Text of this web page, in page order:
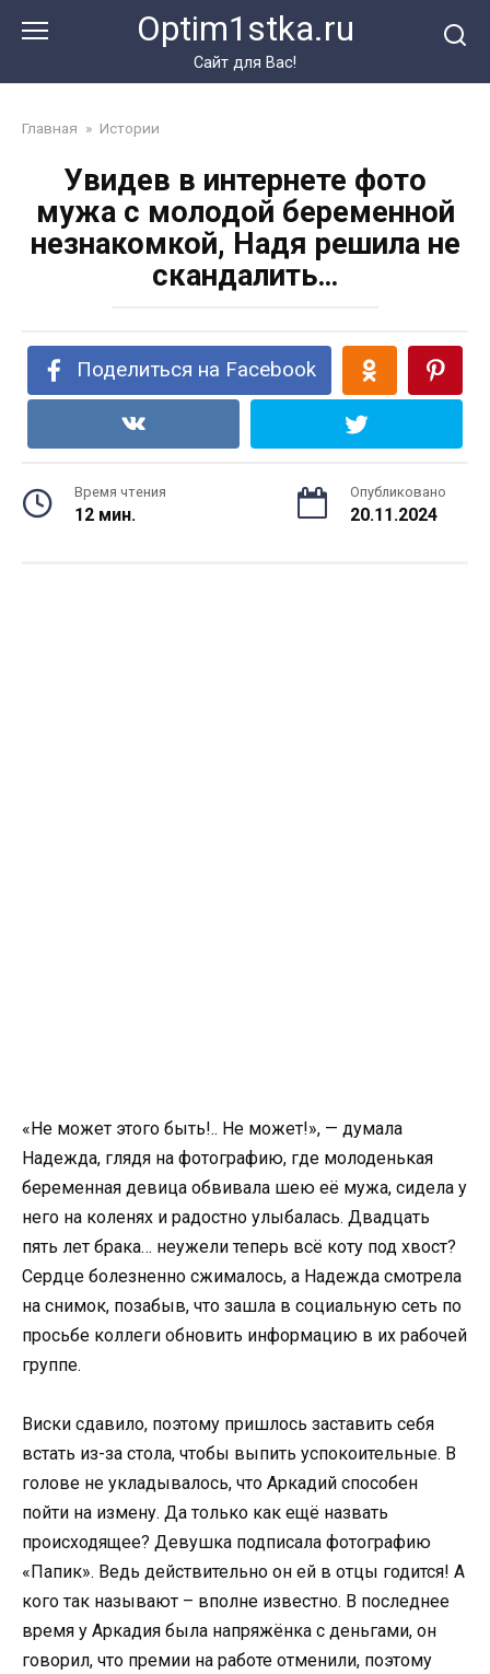
Optim1stka.ru
Сайт для Вас!
Главная » Истории
Увидев в интернете фото
мужа с молодой беременной
незнакомкой, Надя решила не
скандалить…
Поделиться на Facebook
Время чтения
12 мин.
Опубликовано
20.11.2024
«Не может этого быть!.. Не может!», — думала
Надежда, глядя на фотографию, где молоденькая
беременная девица обвивала шею её мужа, сидела у
него на коленях и радостно улыбалась. Двадцать
пять лет брака… неужели теперь всё коту под хвост?
Сердце болезненно сжималось, а Надежда смотрела
на снимок, позабыв, что зашла в социальную сеть по
просьбе коллеги обновить информацию в их рабочей
группе.
Виски сдавило, поэтому пришлось заставить себя
встать из-за стола, чтобы выпить успокоительные. В
голове не укладывалось, что Аркадий способен
пойти на измену. Да только как ещё назвать
происходящее? Девушка подписала фотографию
«Папик». Ведь действительно он ей в отцы годится! А
кого так называют – вполне известно. В последнее
время у Аркадия была напряжёнка с деньгами, он
говорил, что премии на работе отменили, поэтому